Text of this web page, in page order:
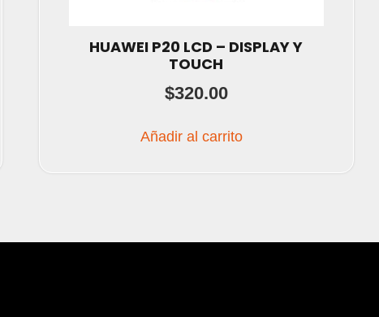
HUAWEI P20 LCD – DISPLAY Y
TOUCH
$320.00
Añadir al carrito